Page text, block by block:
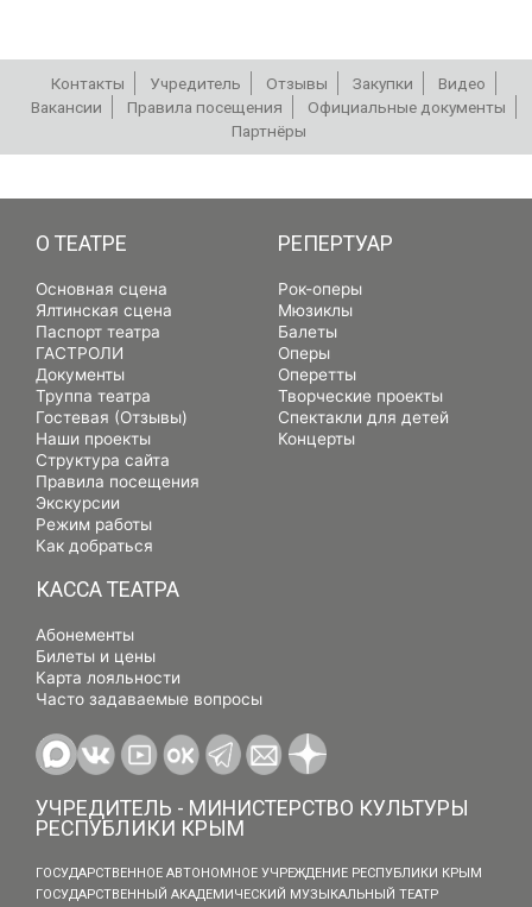
Контакты Учредитель Отзывы Закупки
Видео
Вакансии
Правила посещения
Официальные документы
Партнёры
О ТЕАТРЕ
Основная сцена
Ялтинская сцена
Паспорт театра
ГАСТРОЛИ
Документы
Труппа театра
Гостевая (Отзывы)
Наши проекты
Структура сайта
Правила посещения
Экскурсии
Режим работы
Как добраться
РЕПЕРТУАР
Рок-оперы
Мюзиклы
Балеты
Оперы
Оперетты
Творческие проекты
Спектакли для детей
Концерты
КАССА ТЕАТРА
Абонементы
Билеты и цены
Карта лояльности
Часто задаваемые вопросы
УЧРЕДИТЕЛЬ - МИНИСТЕРСТВО КУЛЬТУРЫ
РЕСПУБЛИКИ КРЫМ
ГОСУДАРСТВЕННОЕ АВТОНОМНОЕ УЧРЕЖДЕНИЕ РЕСПУБЛИКИ КРЫМ
ГОСУДАРСТВЕННЫЙ АКАДЕМИЧЕСКИЙ МУЗЫКАЛЬНЫЙ ТЕАТР